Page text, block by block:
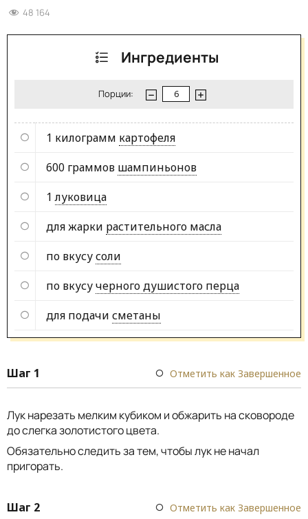
48 164
Ингредиенты
Порции:
1 килограмм картофеля
600 граммов шампиньонов
1 луковица
для жарки растительного масла
по вкусусоли
по вкусучерного душистого перца
для подачи сметаны
Шаг 1 Отметить как Завершенное
Лук нарезать мелким кубиком и обжарить на сковороде
до слегка золотистого цвета.
Обязательно следить за тем, чтобы лук не начал
пригорать.
Шаг 2 Отметить как Завершенное